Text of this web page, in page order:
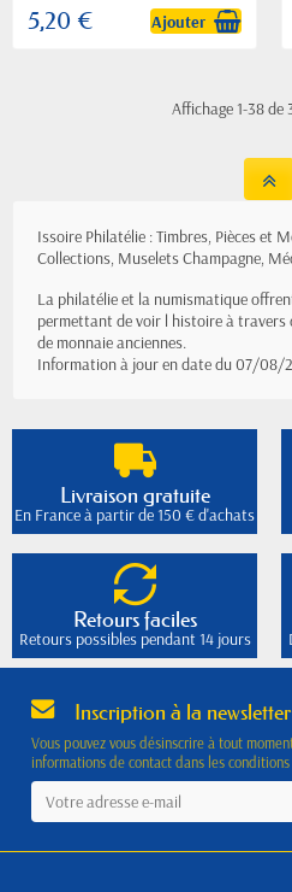
5,20 € Ajouter
Affichage 1-38 de
Issoire Philatélie : Timbres, Pièces et
Collections, Muselets Champagne,
La philatélie et la numismatique
permettant de voir l histoire à travers
de monnaie anciennes.
Information à jour en date du 07/08/
Livraison gratuite
En France à partir de 150 € d'achats
Retours faciles
Retours possibles pendant 14 jours
Inscription à la newsletter
Vous pouvez vous désinscrire à tout
informations de contact dans les